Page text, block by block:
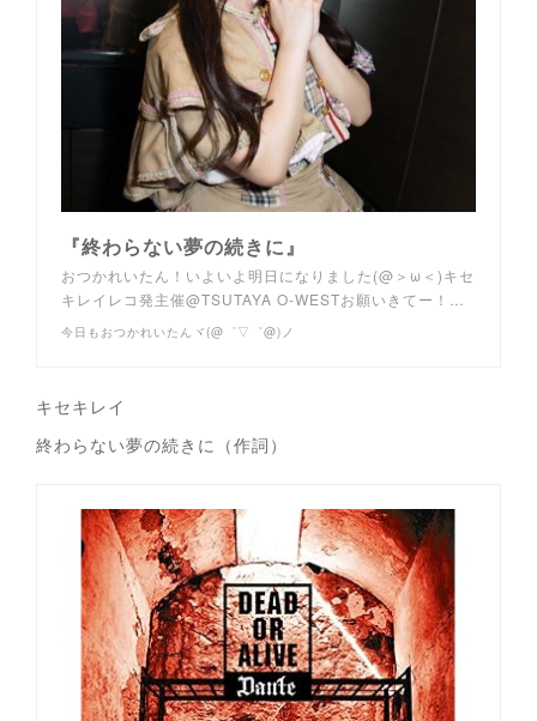
『終わらない夢の続きに』
おつかれいたん！いよいよ明日になりました(@＞ω＜)キセ
キレイレコ発主催@TSUTAYA O-WESTお願いきてー！…
今日もおつかれいたんヾ(@゜▽゜@)ノ
キセキレイ
終わらない夢の続きに（作詞）